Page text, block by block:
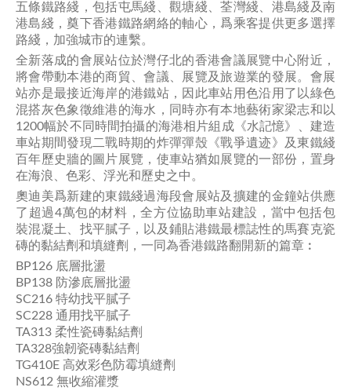
五條鐵路綫，包括屯馬綫、觀塘綫、荃灣綫、港島綫及南
港島綫，奠下香港鐵路網絡的軸心，爲乘客提供更多選擇
路綫，加強城市的連繫。
全新落成的會展站位於灣仔北的香港會議展覽中心附近，
將會帶動本港的商貿、會議、展覽及旅遊業的發展。會展
站亦是最接近海岸的港鐵站，因此車站用色沿用了以綠色
混搭灰色象徵維港的海水，同時亦有本地藝術家梁志和以
1200幅於不同時間拍攝的海港相片組成《水記憶》、建造
車站期間發現二戰時期的炸彈彈殼《戰爭遺迹》及東鐵綫
百年歷史牆的圖片展覽，使車站猶如展覽的一部份，置身
在海浪、色彩、浮光和歷史之中。
奧迪美爲新建的東鐵綫過海段會展站及擴建的金鐘站供應
了超過4萬包的材料，全方位協助車站建設，當中包括包
裝混凝土、找平膩子，以及鋪貼港鐵最標誌性的馬賽克瓷
磚的黏結劑和填縫劑，一同為香港鐵路翻開新的篇章︰
BP126 底層批盪
BP138 防滲底層批盪
SC216 特幼找平膩子
SC228 通用找平膩子
TA313 柔性瓷磚黏結劑
TA328強韌瓷磚黏結劑
TG410E 高效彩色防霉填縫劑
NS612 無收縮灌漿